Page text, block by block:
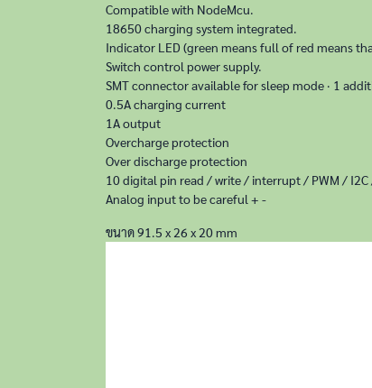
Compatible with NodeMcu.
18650 charging system integrated.
Indicator LED (green means full of red means
Switch control power supply.
SMT connector available for sleep mode · 1
0.5A charging current
1A output
Overcharge protection
Over discharge protection
10 digital pin read / write / interrupt / PWM /
Analog input to be careful + -
ขนาด 91.5 x 26 x 20 mm